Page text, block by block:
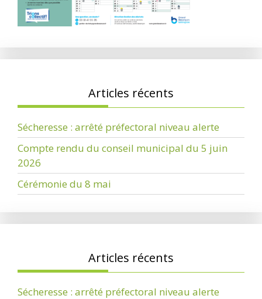
Articles récents
Sécheresse : arrêté préfectoral niveau alerte
Compte rendu du conseil municipal du 5 juin
2026
Cérémonie du 8 mai
Articles récents
Sécheresse : arrêté préfectoral niveau alerte